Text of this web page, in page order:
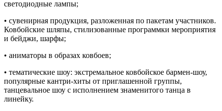
светодиодные лампы;
• сувенирная продукция, разложенная по пакетам участников.
Ковбойские шляпы, стилизованные программки мероприятия
и бейджи, шарфы;
• аниматоры в образах ковбоев;
• тематические шоу: экстремальное ковбойское бармен-шоу,
популярные кантри-хиты от приглашенной группы,
танцевальное шоу с исполнением знаменитого танца в
линейку.